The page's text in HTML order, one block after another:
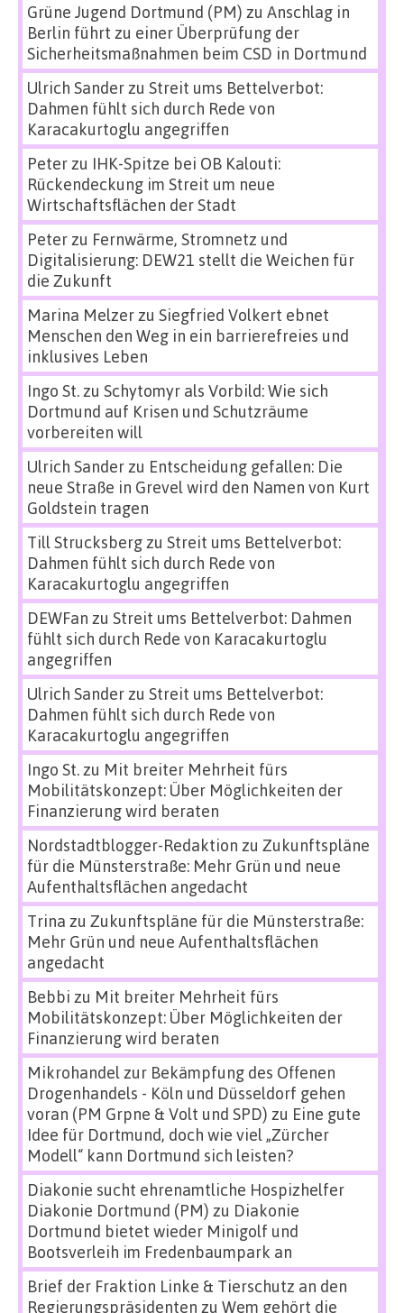
Grüne Jugend Dortmund (PM) zu Anschlag in
Berlin führt zu einer Überprüfung der
Sicherheitsmaßnahmen beim CSD in Dortmund
Ulrich Sanderzu Streit ums Bettelverbot:
Dahmen fühlt sich durch Rede von
Karacakurtoglu angegriffen
Peterzu IHK-Spitze bei OB Kalouti:
Rückendeckung im Streit um neue
Wirtschaftsflächen der Stadt
Peterzu Fernwärme, Stromnetz und
Digitalisierung: DEW21 stellt die Weichen für
die Zukunft
Marina Melzerzu Siegfried Volkert ebnet
Menschen den Weg in ein barrierefreies und
inklusives Leben
Ingo St.zu Schytomyr als Vorbild: Wie sich
Dortmund auf Krisen und Schutzräume
vorbereiten will
Ulrich Sanderzu Entscheidung gefallen: Die
neue Straße in Grevel wird den Namen von Kurt
Goldstein tragen
Till Strucksbergzu Streit ums Bettelverbot:
Dahmen fühlt sich durch Rede von
Karacakurtoglu angegriffen
DEWFan zu Streit ums Bettelverbot: Dahmen
fühlt sich durch Rede von Karacakurtoglu
angegriffen
Ulrich Sanderzu Streit ums Bettelverbot:
Dahmen fühlt sich durch Rede von
Karacakurtoglu angegriffen
Ingo St.zu Mit breiter Mehrheit fürs
Mobilitätskonzept: Über Möglichkeiten der
Finanzierung wird beraten
Nordstadtblogger-Redaktion zu Zukunftspläne
für die Münsterstraße: Mehr Grün und neue
Aufenthaltsflächen angedacht
Trina zu Zukunftspläne für die Münsterstraße:
Mehr Grün und neue Aufenthaltsflächen
angedacht
Bebbi zu Mit breiter Mehrheit fürs
Mobilitätskonzept: Über Möglichkeiten der
Finanzierung wird beraten
Mikrohandel zur Bekämpfung des Offenen
Drogenhandels - Köln und Düsseldorf gehen
voran (PM Grpne & Volt und SPD) zu Eine gute
Idee für Dortmund, doch wie viel „Zürcher
Modell“ kann Dortmund sich leisten?
Diakonie sucht ehrenamtliche Hospizhelfer
Diakonie Dortmund (PM) zu Diakonie
Dortmund bietet wieder Minigolf und
Bootsverleih im Fredenbaumpark an
Brief der Fraktion Linke & Tierschutz an den
Regierungspräsidenten zu Wem gehört die